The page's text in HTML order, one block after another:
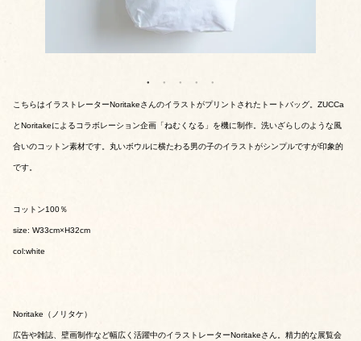
こちらはイラストレーターNoritakeさんのイラストがプリントされたトートバッグ。ZUCCa
とNoritakeによるコラボレーション企画「ねむくなる」を機に制作。洗いざらしのような風
合いのコットン素材です。丸いボウルに横たわる男の子のイラストがシンプルですが印象的
です。
コットン100％
size: W33cm×H32cm
col:white
Noritake（ノリタケ）
広告や雑誌、壁画制作など幅広く活躍中のイラストレーターNoritakeさん。精力的な展覧会